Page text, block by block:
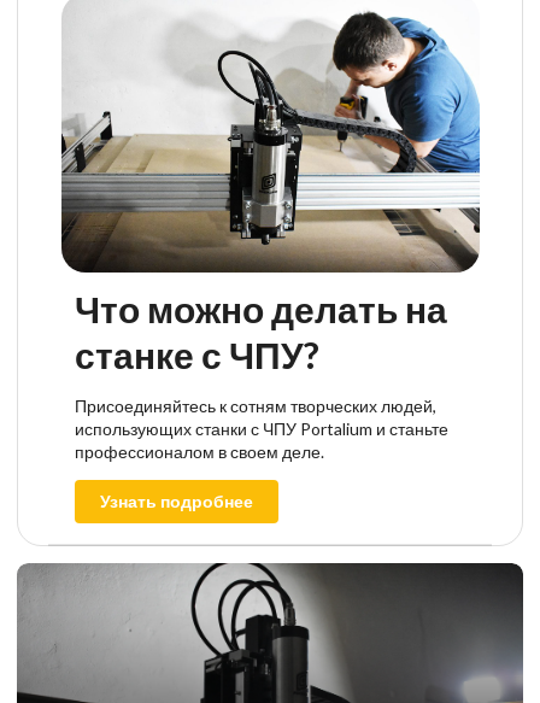
Что можно делать на
станке с ЧПУ?
Присоединяйтесь к сотням творческих людей,
использующих станки с ЧПУ Portalium и станьте
профессионалом в своем деле.
Узнать подробнее